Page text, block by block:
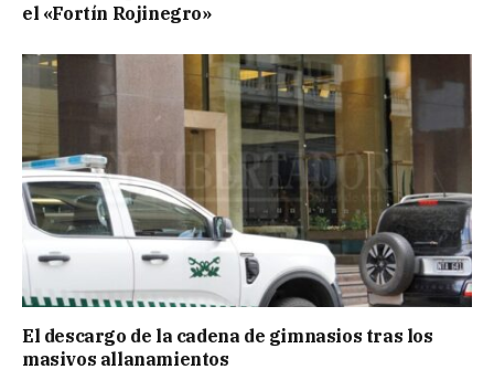
el «Fortín Rojinegro»
El descargo de la cadena de gimnasios tras los
masivos allanamientos